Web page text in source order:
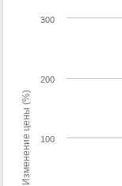
Изменение цены (%) 100
200
300